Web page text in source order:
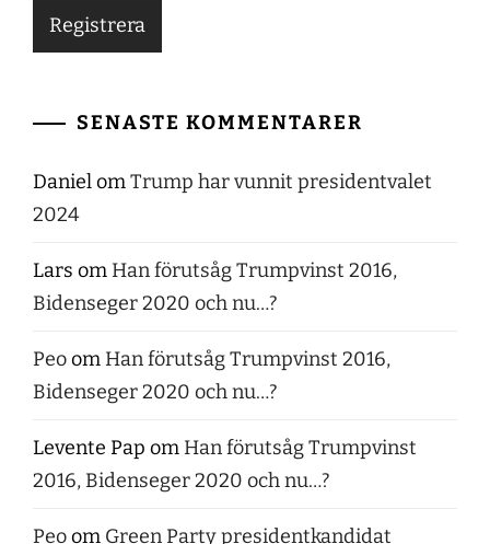
SENASTE KOMMENTARER
DanielomTrump har vunnit presidentvalet
2024
Lars om Han förutsåg Trumpvinst 2016,
Bidenseger 2020 och nu…?
Peoom Han förutsåg Trumpvinst 2016,
Bidenseger 2020 och nu…?
Levente Pap om Han förutsåg Trumpvinst
2016, Bidenseger 2020 och nu…?
Peoom Green Party presidentkandidat